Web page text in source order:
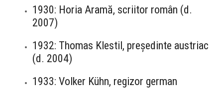
1930: Horia Aramă, scriitor român (d.
2007)
1932: Thomas Klestil, președinte austriac
(d. 2004)
1933: Volker Kühn, regizor german